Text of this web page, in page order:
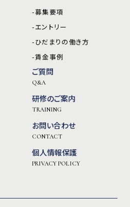
-募集要項
-エントリー
-ひだまりの働き方
-賃金事例
ご質問
Q&A
研修のご案内
TRAINING
お問い合わせ
CONTACT
個人情報保護
PRIVACY POLICY